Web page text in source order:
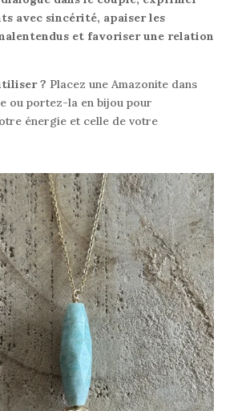
avec sincérité, apaiser les
et favoriser une relation
? Placez une Amazonite dans
ou portez-la en bijou pour
énergie et celle de votre